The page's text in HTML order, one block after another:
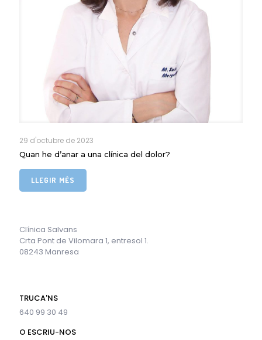
29 d'octubre de 2023
Quan he d’anar a una clínica del dolor?
LLEGIR MÉS
Clínica Salvans
Crta Pont de Vilomara 1, entresol 1.
08243 Manresa
TRUCA'NS
640 99 30 49
O ESCRIU-NOS